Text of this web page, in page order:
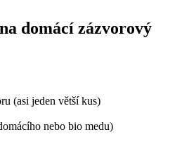
domácí zázvorový
(asi jeden větší kus)
nebo bio medu)